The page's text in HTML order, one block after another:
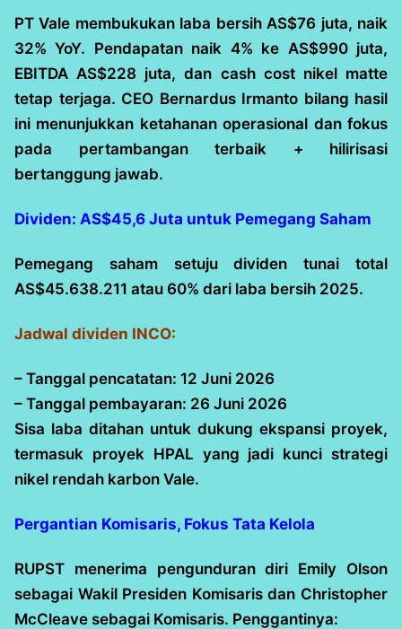
PT Vale membukukan laba bersih AS$76 juta, naik
32% YoY. Pendapatan naik 4% ke AS$990 juta,
EBITDA AS$228 juta, dan cash cost nikel matte
tetap terjaga. CEO Bernardus Irmanto bilang hasil
ini menunjukkan ketahanan operasional dan fokus
pada pertambangan terbaik + hilirisasi
bertanggung jawab.
Dividen: AS$45,6 Juta untuk Pemegang Saham
Pemegang saham setuju dividen tunai total
AS$45.638.211 atau 60% dari laba bersih 2025.
Jadwal dividen INCO:
– Tanggal pencatatan: 12 Juni 2026
– Tanggal pembayaran: 26 Juni 2026
Sisa laba ditahan untuk dukung ekspansi proyek,
termasuk proyek HPAL yang jadi kunci strategi
nikel rendah karbon Vale.
Pergantian Komisaris, Fokus Tata Kelola
RUPST menerima pengunduran diri Emily Olson
sebagai Wakil Presiden Komisaris dan Christopher
McCleave sebagai Komisaris. Penggantinya: